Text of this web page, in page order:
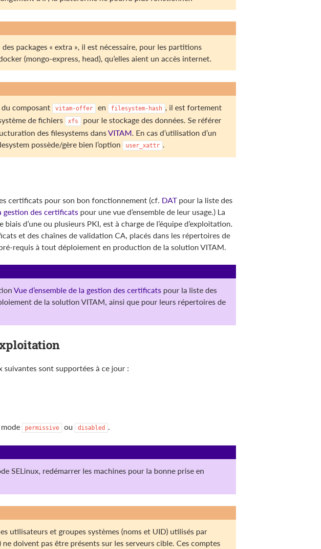
packages « extra », il est nécessaire, pour les partitions
(mongo-express, head), qu’elles aient un accès internet.
du composant
vitam-offer en filesystem-hash , il est fortement
de fichiers
xfs
pour le stockage des données. Se référer
des filesystems dansVITAM. En cas d’utilisation d’un
possède/gère bien l’option
user_xattr .
certificats pour son bon fonctionnement (cf. DATpour la liste des
gestion des certificatspour une vue d’ensemble de leur usage.) La
d’une ou plusieurs PKI, est à charge de l’équipe d’exploitation.
et des chaînes de validation CA, placés dans les répertoires de
requis à tout déploiement en production de la solution VITAM.
Vue d’ensemble de la gestion des certificatspour la liste des
de la solution VITAM, ainsi que pour leurs répertoires de
sont supportées à ce jour :
permissive ou disabled .
SELinux, redémarrer les machines pour la bonne prise en
utilisateurs et groupes systèmes (noms et UID) utilisés par
ne doivent pas être présents sur les serveurs cible. Ces comptes